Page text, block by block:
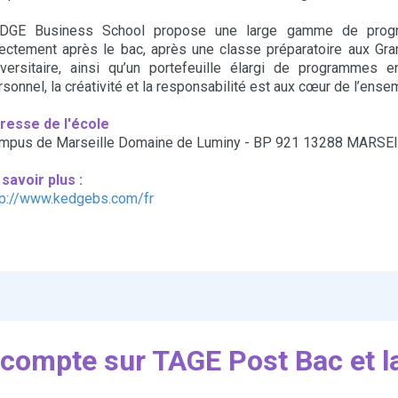
Business School propose une large gamme de
après le bac, après une classe préparatoire aux
ainsi qu’un portefeuille élargi de programmes
la créativité et la responsabilité est aux cœur de
de l'école
de Marseille Domaine de Luminy - BP 921 13288
savoir plus :
www.kedgebs.com/fr
sur TAGE Post Bac et